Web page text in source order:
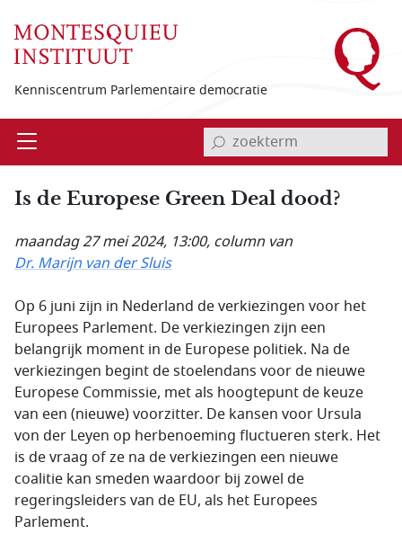
Kenniscentrum Parlementaire democratie
Open invoerveld zoekterm
Is de Europese Green Deal dood?
maandag 27 mei 2024, 13:00, column van
Dr. Marijn van der Sluis
Op 6 juni zijn in Nederland de verkiezingen voor het
Europees Parlement. De verkiezingen zijn een
belangrijk moment in de Europese politiek. Na de
verkiezingen begint de stoelendans voor de nieuwe
Europese Commissie, met als hoogtepunt de keuze
van een (nieuwe) voorzitter. De kansen voor Ursula
von der Leyen op herbenoeming fluctueren sterk. Het
is de vraag of ze na de verkiezingen een nieuwe
coalitie kan smeden waardoor bij zowel de
regeringsleiders van de EU, als het Europees
Parlement.